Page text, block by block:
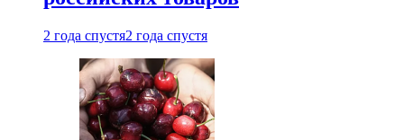
2 года спустя2 года спустя